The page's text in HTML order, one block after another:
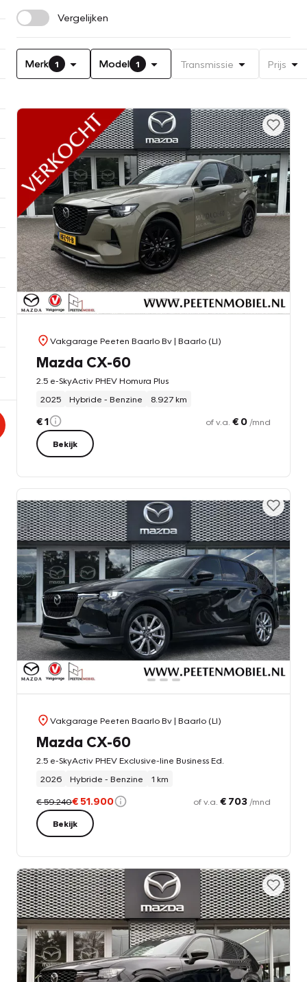
Vergelijken
Merk 1 Model 1 Transmissie Prijs
Vakgarage Peeten Baarlo Bv| Baarlo (LI)
Mazda CX-60
2.5 e-SkyActiv PHEV Homura Plus
2025
Hybride - Benzine 8.927 km
€ 1 of v.a. € 0 /mnd
Bekijk
Vakgarage Peeten Baarlo Bv| Baarlo (LI)
Mazda CX-60
2.5 e-SkyActiv PHEV Exclusive-line Business Ed.
2026
Hybride - Benzine 1 km
€ 59.240€ 51.900 of v.a. € 703 /mnd
Bekijk